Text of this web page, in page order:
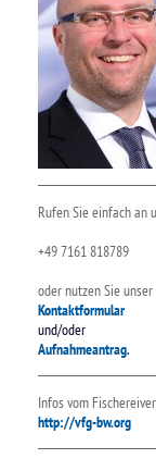
Rufen Sie einfach an
+49 7161 818789
oder nutzen Sie unser
Kontaktformular
und/oder
Aufnahmeantrag.
Infos vom
http://vfg-bw.org